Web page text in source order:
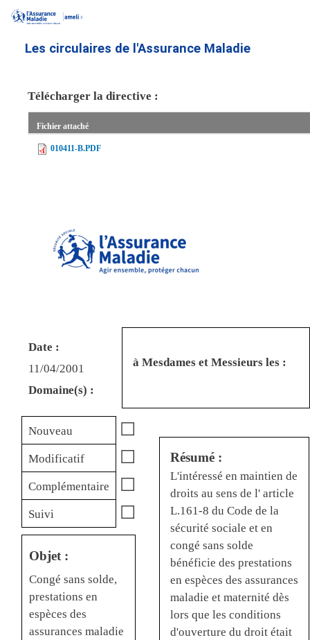
contenu
Les circulaires de l'Assurance Maladie
Télécharger la directive :
Fichier attaché
010411-B.PDF
Date :
11/04/2001
Domaine(s) :
à Mesdames et Messieurs les :
Nouveau ☐
Modificatif ☐
Complémentaire ☐
Suivi ☐
Objet :
Congé sans solde,
prestations en
espèces des
assurances maladie
Résumé :
L'intéressé en maintien de
droits au sens de l' article
L.161-8 du Code de la
sécurité sociale et en
congé sans solde
bénéficie des prestations
en espèces des assurances
maladie et maternité dès
lors que les conditions
d'ouverture du droit était